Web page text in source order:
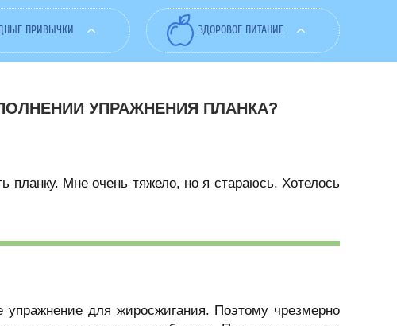
ПРИВЫЧКИ ЗДОРОВОЕ ПИТАНИЕ
УПРАЖНЕНИЯ ПЛАНКА?
планку. Мне очень тяжело, но я стараюсь. Хотелось
для жиросжигания. Поэтому чрезмерно